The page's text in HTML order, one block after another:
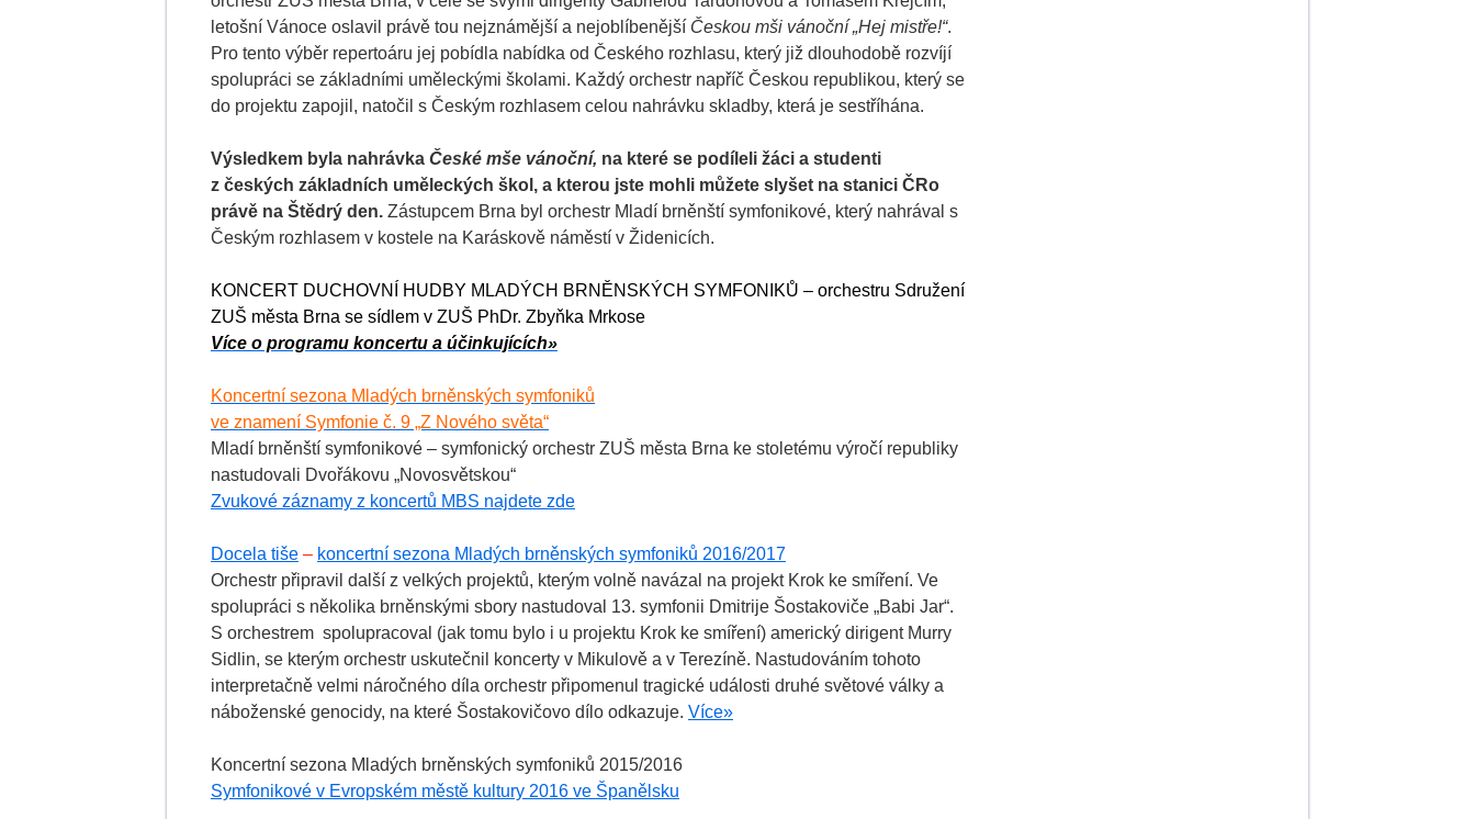
letošní Vánoce oslavil právě tou nejznámější a nejoblíbenější Českou mši vánoční „Hej mistře!“.
Pro tento výběr repertoáru jej pobídla nabídka od Českého rozhlasu, který již dlouhodobě rozvíjí
spolupráci se základními uměleckými školami. Každý orchestr napříč Českou republikou, který se
do projektu zapojil, natočil s Českým rozhlasem celou nahrávku skladby, která je sestříhána.
Výsledkem byla nahrávka České mše vánoční, na které se podíleli žáci a studenti
z českých základních uměleckých škol, a kterou jste mohli můžete slyšet na stanici ČRo
právě na Štědrý den. Zástupcem Brna byl orchestr Mladí brněnští symfonikové, který nahrával s
Českým rozhlasem v kostele na Karáskově náměstí v Židenicích.
KONCERT DUCHOVNÍ HUDBY MLADÝCH BRNĚNSKÝCH SYMFONIKŮ – orchestru Sdružení
ZUŠ města Brna se sídlem v ZUŠ PhDr. Zbyňka Mrkose
Více o programu koncertu a účinkujících»
Koncertní sezona Mladých brněnských symfoniků
ve znamení Symfonie č. 9 „Z Nového světa“
Mladí brněnští symfonikové – symfonický orchestr ZUŠ města Brna ke stoletému výročí republiky
nastudovali Dvořákovu „Novosvětskou“
Zvukové záznamy z koncertů MBS najdete zde
Docela tiše – koncertní sezona Mladých brněnských symfoniků 2016/2017
Orchestr připravil další z velkých projektů, kterým volně navázal na projekt Krok ke smíření. Ve
spolupráci s několika brněnskými sbory nastudoval 13. symfonii Dmitrije Šostakoviče „Babi Jar“.
S orchestrem spolupracoval (jak tomu bylo i u projektu Krok ke smíření) americký dirigent Murry
Sidlin, se kterým orchestr uskutečnil koncerty v Mikulově a v Terezíně. Nastudováním tohoto
interpretačně velmi náročného díla orchestr připomenul tragické události druhé světové války a
náboženské genocidy, na které Šostakovičovo dílo odkazuje. Více»
Koncertní sezona Mladých brněnských symfoniků 2015/2016
Symfonikové v Evropském městě kultury 2016 ve Španělsku